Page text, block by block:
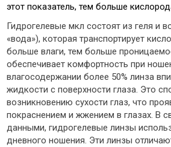
этот показатель, тем больше
Гидрогелевые мкл состоят из геля и
«вода»), которая транспортирует
больше влаги, тем больше
обеспечивает комфортность при
влагосодержании более 50% линза
жидкости с поверхности глаза. Это
возникновению сухости глаз, что
покраснением и жжением в глазах. В
данными, гидрогелевые линзы
дневного ношения. Эти линзы